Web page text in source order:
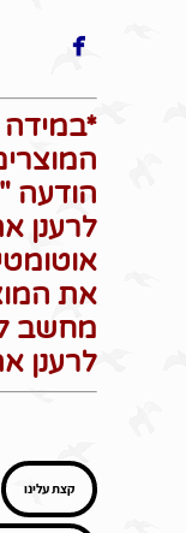

*במידה
הודעה
לרענן
את
לרענן
קצת עלינו